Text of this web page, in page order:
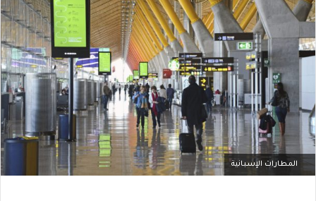
المطارات الإسبانية